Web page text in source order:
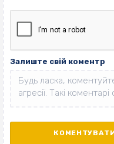
Залиште свій коментр